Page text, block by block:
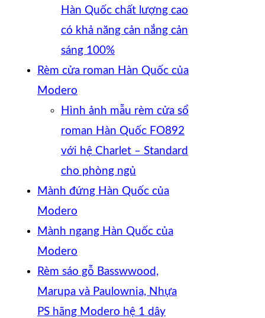
Hàn Quốc chất lượng cao
có khả năng cản nắng cản
sáng 100%
Rèm cửa roman Hàn Quốc của
Modero
Hình ảnh mẫu rèm cửa sổ
roman Hàn Quốc FO892
với hệ Charlet – Standard
cho phòng ngủ
Mành đứng Hàn Quốc của
Modero
Mành ngang Hàn Quốc của
Modero
Rèm sáo gỗ Basswwood,
Marupa và Paulownia, Nhựa
PS hãng Modero hệ 1 dây